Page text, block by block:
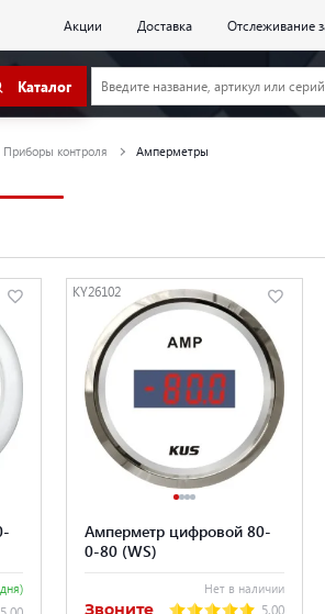
Акции Доставка Отслеживание
Каталог
Приборы контроля Амперметры
KY26102
Амперметр цифровой 80-
0-80 (WS)
Нет в наличии
Звоните 5.00